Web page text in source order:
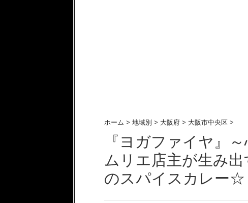
ホーム > 地域別 > 大阪府 > 大阪市中央区 >
『ヨガファイヤ』
ムリエ店主が生み
のスパイスカレー☆